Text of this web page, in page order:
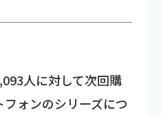
人に対して次回購
ォンのシリーズにつ